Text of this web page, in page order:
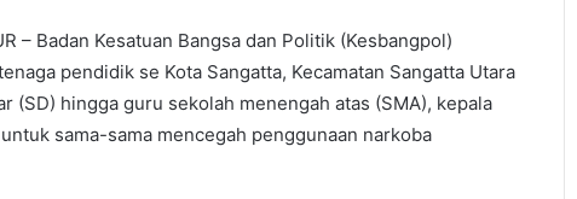
– Badan Kesatuan Bangsa dan Politik (Kesbangpol)
pendidik se Kota Sangatta, Kecamatan Sangatta Utara
(SD) hingga guru sekolah menengah atas (SMA), kepala
sama-sama mencegah penggunaan narkoba